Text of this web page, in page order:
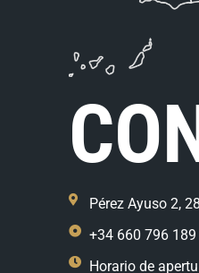
Pérez Ayuso 2,
+34 660 796
Horario de